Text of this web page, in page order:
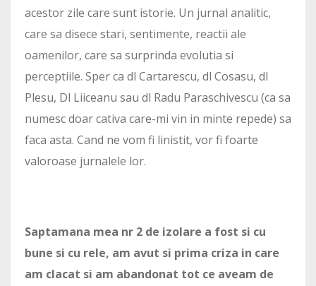
acestor zile care sunt istorie. Un jurnal analitic,
care sa disece stari, sentimente, reactii ale
oamenilor, care sa surprinda evolutia si
perceptiile. Sper ca dl Cartarescu, dl Cosasu, dl
Plesu, Dl Liiceanu sau dl Radu Paraschivescu (ca sa
numesc doar cativa care-mi vin in minte repede) sa
faca asta. Cand ne vom fi linistit, vor fi foarte
valoroase jurnalele lor.
Saptamana mea nr 2 de izolare a fost si cu
bune si cu rele, am avut si prima criza in care
am clacat si am abandonat tot ce aveam de